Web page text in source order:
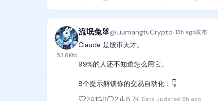
镜头：轨道摄像机与前进方向平行，从左向右
画面：四块方形浮块随水波上下起伏，间距不
动作：她从转盘边缘起跳，连续四次单脚点跳
台词：「危なっ……！」（好险……！）
解说：「二枚目で崩れた！でも繋いだ！」（
真实可用：信息图、UI原型、游戏资产、产
一致性强：跨编辑保持风格与主体，支持模板
🚀图1 繁体中文书法测试通过
🚀图2 中文输入直出
无法现象，grok video 2.0会有多厉害。
53.8Kfo
流氓兔🐰@LiumangtuCrypto·13h ago发布
Claude 是股市天才。
99%的人还不知道怎么用它。
8个提示解锁你的交易自动化：👇
24
11 2 8.7K· Data updated 9h ago